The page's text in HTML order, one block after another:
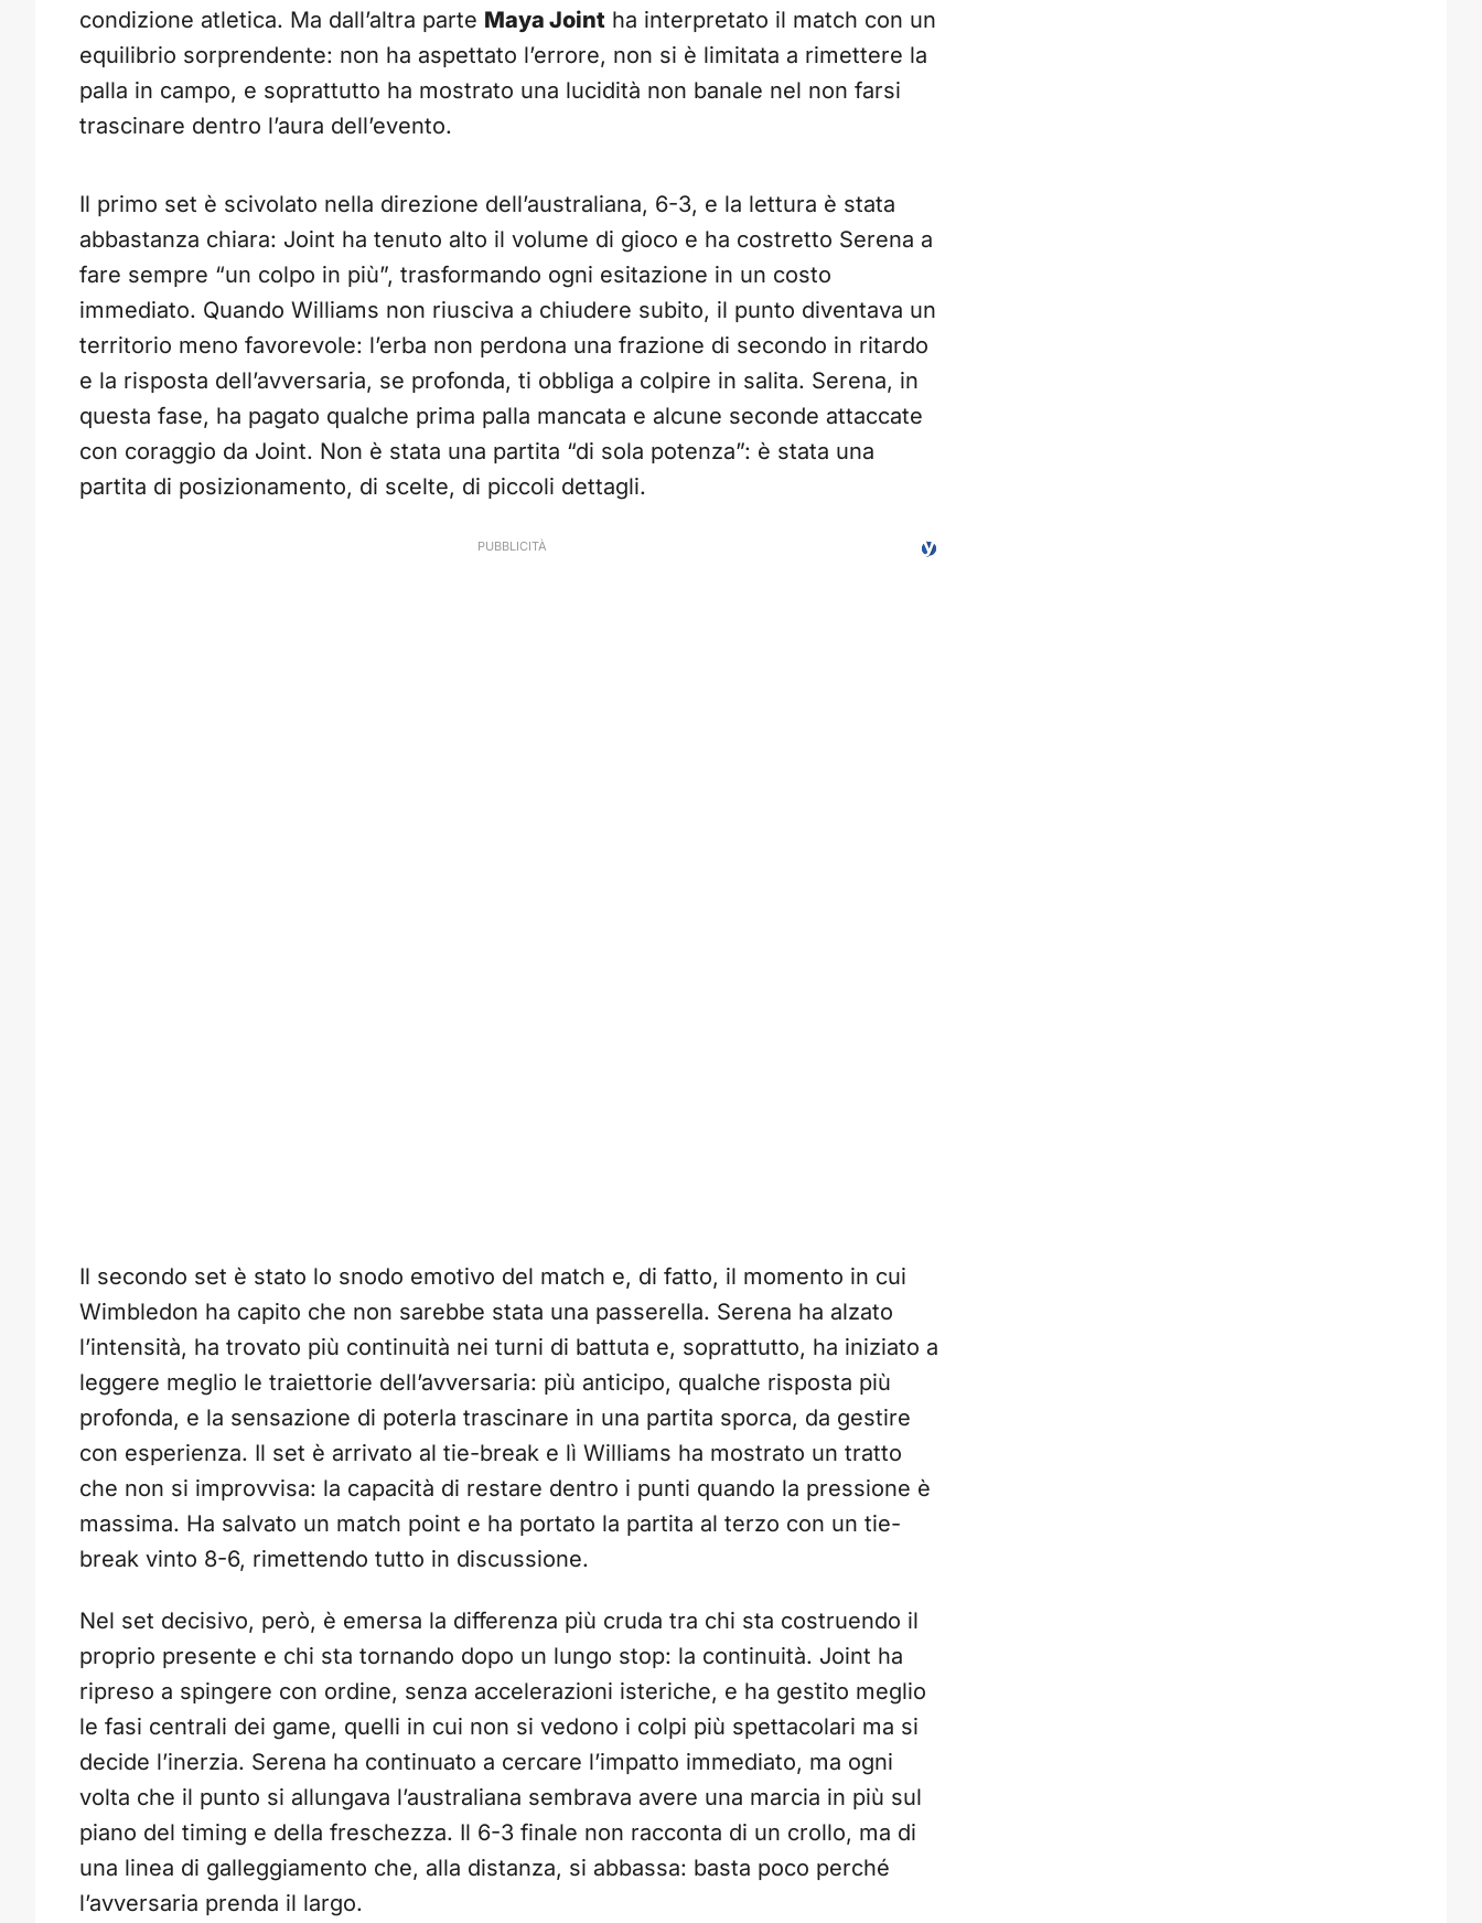
condizione atletica. Ma dall’altra parte Maya Joint ha interpretato il match con un
equilibrio sorprendente: non ha aspettato l’errore, non si è limitata a rimettere la
palla in campo, e soprattutto ha mostrato una lucidità non banale nel non farsi
trascinare dentro l’aura dell’evento.
Il primo set è scivolato nella direzione dell’australiana, 6-3, e la lettura è stata
abbastanza chiara: Joint ha tenuto alto il volume di gioco e ha costretto Serena a
fare sempre “un colpo in più”, trasformando ogni esitazione in un costo
immediato. Quando Williams non riusciva a chiudere subito, il punto diventava un
territorio meno favorevole: l’erba non perdona una frazione di secondo in ritardo
e la risposta dell’avversaria, se profonda, ti obbliga a colpire in salita. Serena, in
questa fase, ha pagato qualche prima palla mancata e alcune seconde attaccate
con coraggio da Joint. Non è stata una partita “di sola potenza”: è stata una
partita di posizionamento, di scelte, di piccoli dettagli.
Il secondo set è stato lo snodo emotivo del match e, di fatto, il momento in cui
Wimbledon ha capito che non sarebbe stata una passerella. Serena ha alzato
l’intensità, ha trovato più continuità nei turni di battuta e, soprattutto, ha iniziato a
leggere meglio le traiettorie dell’avversaria: più anticipo, qualche risposta più
profonda, e la sensazione di poterla trascinare in una partita sporca, da gestire
con esperienza. Il set è arrivato al tie-break e lì Williams ha mostrato un tratto
che non si improvvisa: la capacità di restare dentro i punti quando la pressione è
massima. Ha salvato un match point e ha portato la partita al terzo con un tie-
break vinto 8-6, rimettendo tutto in discussione.
Nel set decisivo, però, è emersa la differenza più cruda tra chi sta costruendo il
proprio presente e chi sta tornando dopo un lungo stop: la continuità. Joint ha
ripreso a spingere con ordine, senza accelerazioni isteriche, e ha gestito meglio
le fasi centrali dei game, quelli in cui non si vedono i colpi più spettacolari ma si
decide l’inerzia. Serena ha continuato a cercare l’impatto immediato, ma ogni
volta che il punto si allungava l’australiana sembrava avere una marcia in più sul
piano del timing e della freschezza. Il 6-3 finale non racconta di un crollo, ma di
una linea di galleggiamento che, alla distanza, si abbassa: basta poco perché
l’avversaria prenda il largo.